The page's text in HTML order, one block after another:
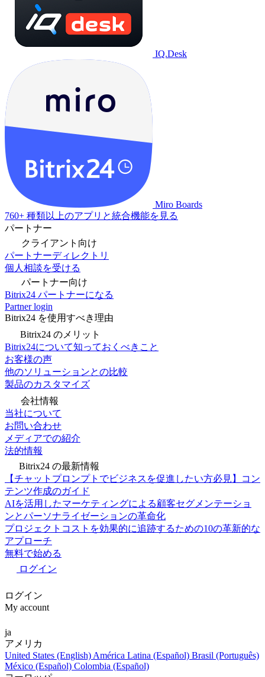
IQ.Desk
Miro Boards
760+ 種類以上のアプリと統合機能を見る
パートナー
クライアント向け
パートナーディレクトリ
個人相談を受ける
パートナー向け
Bitrix24 パートナーになる
Partner login
Bitrix24 を使用すべき理由
Bitrix24 のメリット
Bitrix24について知っておくべきこと
お客様の声
他のソリューションとの比較
製品のカスタマイズ
会社情報
当社について
お問い合わせ
メディアでの紹介
法的情報
Bitrix24 の最新情報
【チャットプロンプトでビジネスを促進したい方必見】コン
テンツ作成のガイド
AIを活用したマーケティングによる顧客セグメンテーショ
ンとパーソナライゼーションの革命化
プロジェクトコストを効果的に追跡するための10の革新的な
アプローチ
無料で始める
ログイン
ログイン
My account
ja
アメリカ
United States (English) América Latina (Español) Brasil (Português)
México (Español) Colombia (Español)